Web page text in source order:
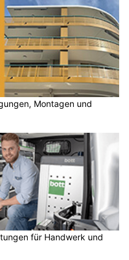
Montagen und
für Handwerk und